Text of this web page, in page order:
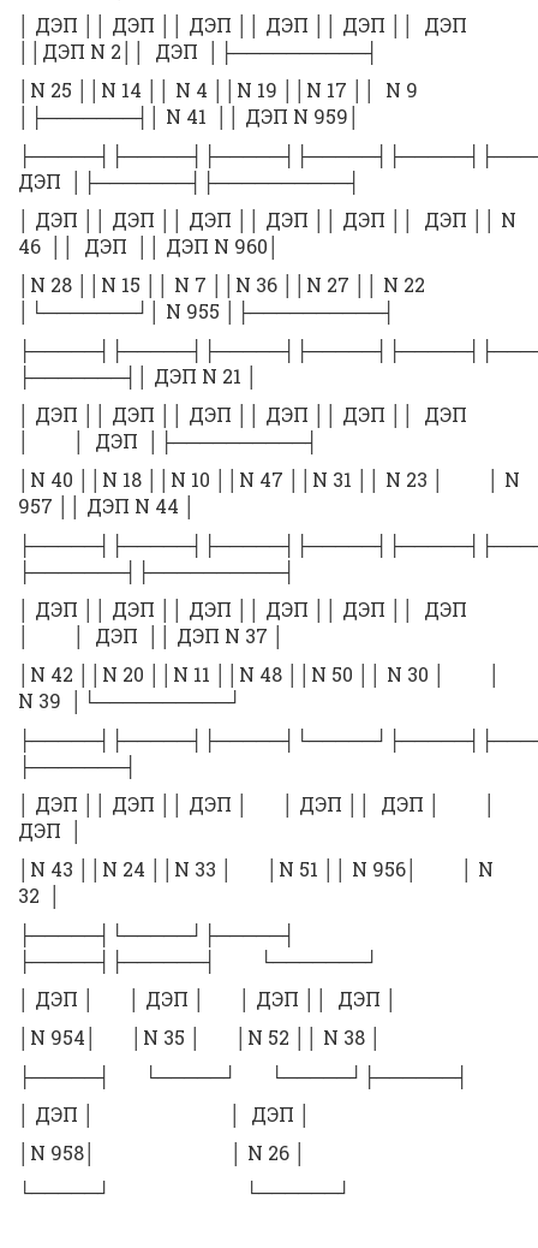
│ ДЭП ││ ДЭП ││ ДЭП ││ ДЭП ││ ДЭП ││ ДЭП
││ДЭП N 2││ ДЭП │├──────────┤
│N 25 ││N 14 ││ N 4 ││N 19 ││N 17 ││ N 9
│├───────┤│ N 41 ││ ДЭП N 959│
ДЭП │├───────┤├──────────┤
│ ДЭП ││ ДЭП ││ ДЭП ││ ДЭП ││ ДЭП ││ ДЭП ││ N
46 ││ ДЭП ││ ДЭП N 960│
│N 28 ││N 15 ││ N 7 ││N 36 ││N 27 ││ N 22
│└───────┘│ N 955 │├──────────┤
├───────┤│ ДЭП N 21 │
│ ДЭП ││ ДЭП ││ ДЭП ││ ДЭП ││ ДЭП ││ ДЭП
│ │ ДЭП │├──────────┤
│N 40 ││N 18 ││N 10 ││N 47 ││N 31 ││ N 23 │ │ N
957 ││ ДЭП N 44 │
├───────┤├──────────┤
│ ДЭП ││ ДЭП ││ ДЭП ││ ДЭП ││ ДЭП ││ ДЭП
│ │ ДЭП ││ ДЭП N 37 │
│N 42 ││N 20 ││N 11 ││N 48 ││N 50 ││ N 30 │ │
N 39 │└──────────┘
├───────┤
│ ДЭП ││ ДЭП ││ ДЭП │ │ ДЭП ││ ДЭП │ │
ДЭП │
│N 43 ││N 24 ││N 33 │ │N 51 ││ N 956│ │ N
32 │
├─────┤└─────┘├─────┤
├─────┤├──────┤ └───────┘
│ ДЭП │ │ ДЭП │ │ ДЭП ││ ДЭП │
│N 954│ │N 35 │ │N 52 ││ N 38 │
├─────┤ └─────┘ └─────┘├──────┤
│ ДЭП │ │ ДЭП │
│N 958│ │ N 26 │
└─────┘ └──────┘